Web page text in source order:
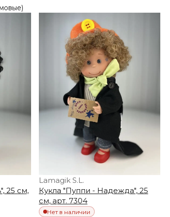
25 см,
Lamagik S.L.
Кукла "Пуппи - Надежда", 25
см, арт. 7304
Нет в наличии